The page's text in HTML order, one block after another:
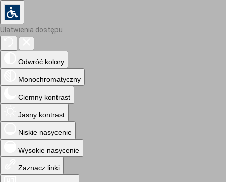
Ułatwienia dostępu
Odwróć kolory
Monochromatyczny
Ciemny kontrast
Jasny kontrast
Niskie nasycenie
Wysokie nasycenie
Zaznacz linki